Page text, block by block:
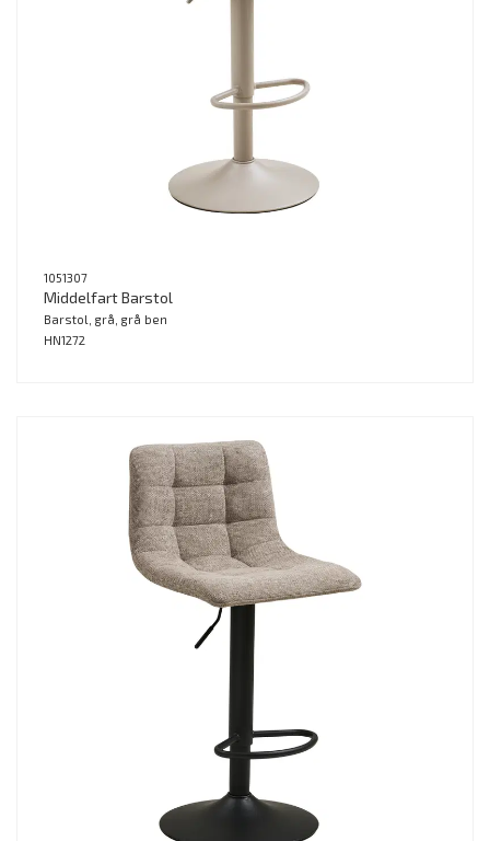
1051307
Middelfart Barstol
Barstol, grå, grå ben
HN1272